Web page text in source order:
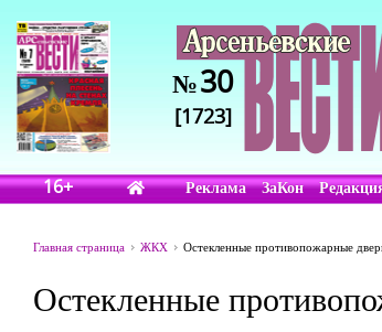
№30
[1723]
16+ Реклама ЗаКон
Главная страница ЖКХ Остекленные противопожарные
Остекленные